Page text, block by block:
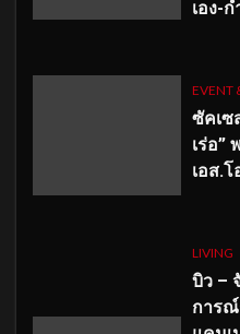
เอง-
EVENT
ซัคเซ
เร่อ”
เอส.โ
LIVING
บิว –
การ